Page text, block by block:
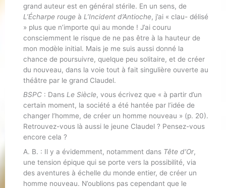
grand auteur est en général stérile. En un sens, de
L’Écharpe rouge à L’Incident d’Antioche, j’ai « clau- délisé
» plus que n’importe qui au monde ! J’ai couru
consciemment le risque de ne pas être à la hauteur de
mon modèle initial. Mais je me suis aussi donné la
chance de poursuivre, quelque peu solitaire, et de créer
du nouveau, dans la voie tout à fait singulière ouverte au
théâtre par le grand Claudel.
BSPC : Dans Le Siècle, vous écrivez que « à partir d’un
certain moment, la société a été hantée par l’idée de
changer l’homme, de créer un homme nouveau » (p. 20).
Retrouvez-vous là aussi le jeune Claudel ? Pensez-vous
encore cela ?
A. B. : Il y a évidemment, notamment dans Tête d’Or,
une tension épique qui se porte vers la possibilité, via
des aventures à échelle du monde entier, de créer un
homme nouveau. N’oublions pas cependant que le